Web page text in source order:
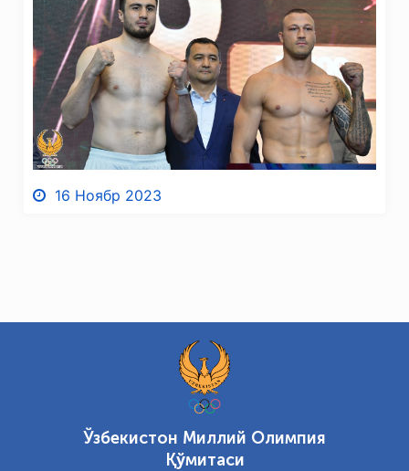
16 Ноябр 2023
Ўзбекистон Миллий Олимпия
Қўмитаси